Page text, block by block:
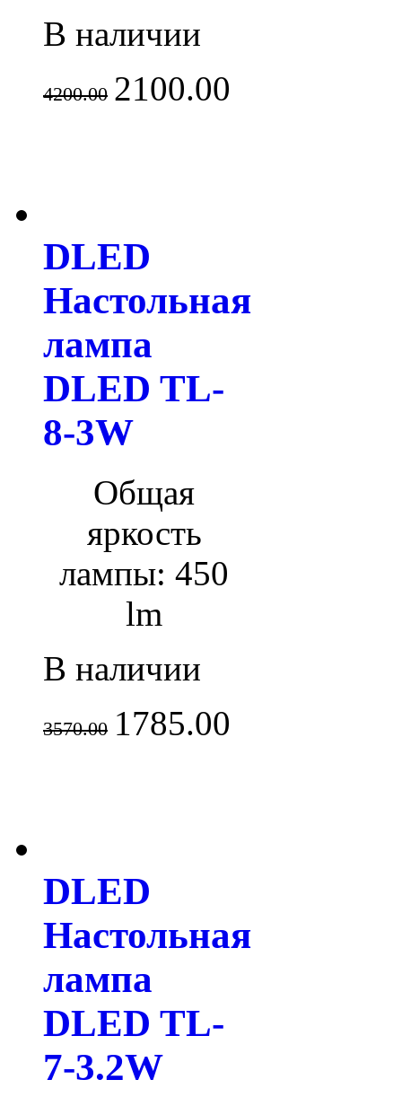
В наличии
4200.00 2100.00
DLED
Настольная
лампа
DLED TL-
8-3W
Общая
яркость
лампы: 450
lm
В наличии
3570.00 1785.00
DLED
Настольная
лампа
DLED TL-
7-3.2W